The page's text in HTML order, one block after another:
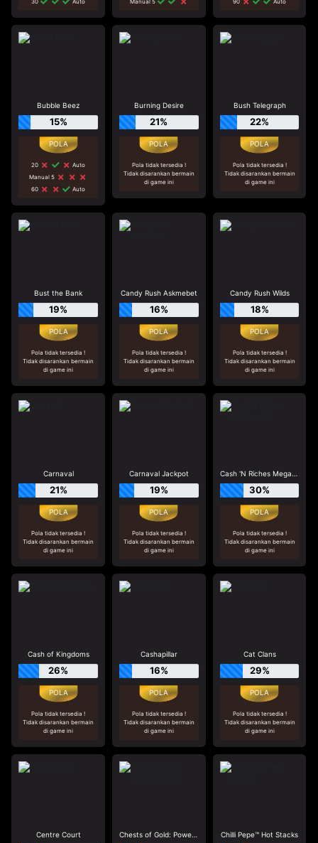
Bubble Beez
15%
20
Auto
Manual 5
60
Auto
Burning Desire
21%
Pola tidak tersedia !
Tidak disarankan bermain
di game ini
Bush Telegraph
22%
Pola tidak tersedia !
Tidak disarankan bermain
di game ini
Bust the Bank
19%
Pola tidak tersedia !
Tidak disarankan bermain
di game ini
Candy Rush Askmebet
16%
Pola tidak tersedia !
Tidak disarankan bermain
di game ini
Candy Rush Wilds
18%
Pola tidak tersedia !
Tidak disarankan bermain
di game ini
Carnaval
21%
Pola tidak tersedia !
Tidak disarankan bermain
di game ini
Carnaval Jackpot
19%
Pola tidak tersedia !
Tidak disarankan bermain
di game ini
Cash 'N Riches Megaways™
30%
Pola tidak tersedia !
Tidak disarankan bermain
di game ini
Cash of Kingdoms
26%
Pola tidak tersedia !
Tidak disarankan bermain
di game ini
Cashapillar
16%
Pola tidak tersedia !
Tidak disarankan bermain
di game ini
Cat Clans
29%
Pola tidak tersedia !
Tidak disarankan bermain
di game ini
Centre Court Chests of Gold: Power Combo Chilli Pepe™ Hot Stacks